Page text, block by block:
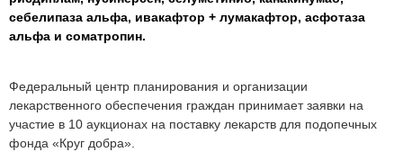
себелипаза альфа, ивакафтор + лумакафтор, асфотаза
альфа и соматропин.
Федеральный центр планирования и организации
лекарственного обеспечения граждан принимает заявки на
участие в 10 аукционах на поставку лекарств для подопечных
фонда «Круг добра».